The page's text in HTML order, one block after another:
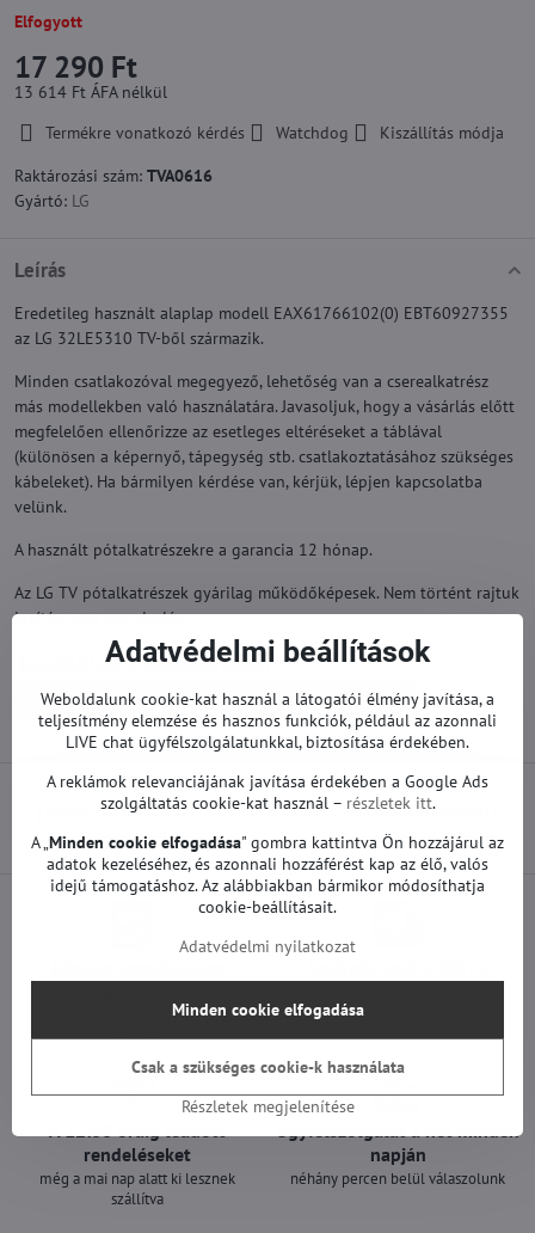
Elfogyott
17 290 Ft
13 614 Ft ÁFA nélkül
Termékre vonatkozó kérdés
Watchdog
Kiszállítás módja
Raktározási szám: TVA0616
Gyártó: LG
Leírás
Eredetileg használt alaplap modell EAX61766102(0) EBT60927355
az LG 32LE5310 TV-ből származik.
Minden csatlakozóval megegyező, lehetőség van a cserealkatrész
más modellekben való használatára. Javasoljuk, hogy a vásárlás előtt
megfelelően ellenőrizze az esetleges eltéréseket a táblával
(különösen a képernyő, tápegység stb. csatlakoztatásához szükséges
kábeleket). Ha bármilyen kérdése van, kérjük, lépjen kapcsolatba
velünk.
A használt pótalkatrészekre a garancia 12 hónap.
Az LG TV pótalkatrészek gyárilag működőképesek. Nem történt rajtuk
javítás vagy szervizelés.
Továbbiak a kategóriából
Pótalkatrészek | LG TV Alaplapok | LG TV
Előző termék Következő termék
100%-os működőképességet
garantálunk
A 12:00 óráig leadott
rendeléseket
még a mai nap alatt ki lesznek
szállítva
Ügyfélszolgálat a hét minden
napján
néhány percen belül válaszolunk
Adatvédelmi beállítások
Weboldalunk cookie-kat használ a látogatói élmény javítása, a
teljesítmény elemzése és hasznos funkciók, például az azonnali
LIVE chat ügyfélszolgálatunkkal, biztosítása érdekében.
A reklámok relevanciájának javítása érdekében a Google Ads
szolgáltatás cookie-kat használ – részletek itt.
A „Minden cookie elfogadása" gombra kattintva Ön hozzájárul az
adatok kezeléséhez, és azonnali hozzáférést kap az élő, valós
idejű támogatáshoz. Az alábbiakban bármikor módosíthatja
cookie-beállításait.
Adatvédelmi nyilatkozat
Részletek megjelenítése
Minden cookie elfogadása
Csak a szükséges cookie-k használata